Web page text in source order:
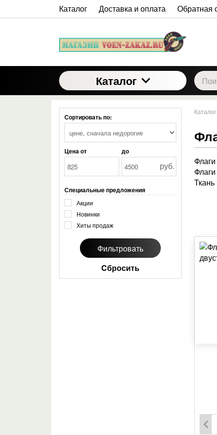
Каталог Доставка и оплата Обратная
Каталог
Сортировать по:
Цена от до
руб.
Специальные предложения
Акции
Новинки
Хиты продаж
Cбросить
Каталог
Ткань